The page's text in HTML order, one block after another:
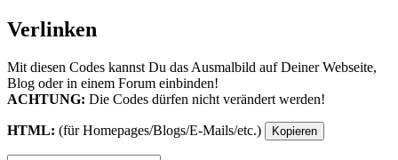
Verlinken
Mit diesen Codes kannst Du das Ausmalbild auf Deiner Webseite,
Blog oder in einem Forum einbinden!
ACHTUNG: Die Codes dürfen nicht verändert werden!
HTML: (für Homepages/Blogs/E-Mails/etc.) Kopieren